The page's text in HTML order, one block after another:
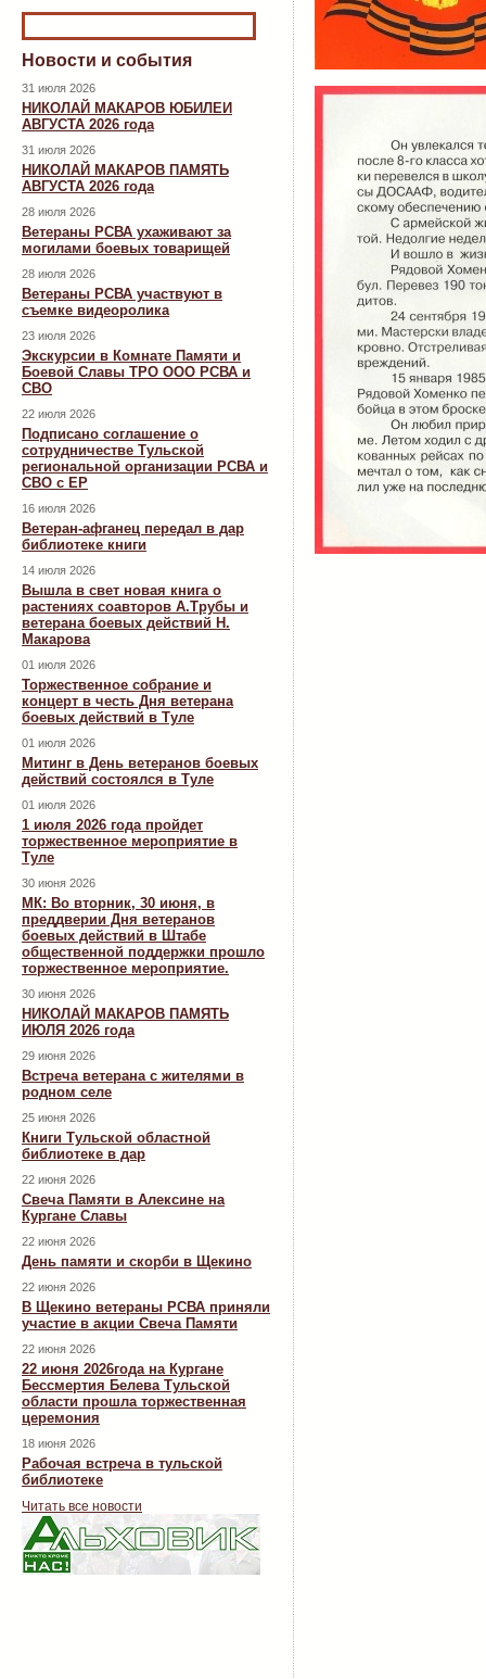
Новости и события
31 июля 2026
НИКОЛАЙ МАКАРОВ ЮБИЛЕИ
АВГУСТА 2026 года
31 июля 2026
НИКОЛАЙ МАКАРОВ ПАМЯТЬ
АВГУСТА 2026 года
28 июля 2026
Ветераны РСВА ухаживают за
могилами боевых товарищей
28 июля 2026
Ветераны РСВА участвуют в
съемке видеоролика
23 июля 2026
Экскурсии в Комнате Памяти и
Боевой Славы ТРО ООО РСВА и
СВО
22 июля 2026
Подписано соглашение о
сотрудничестве Тульской
региональной организации РСВА и
СВО с ЕР
16 июля 2026
Ветеран-афганец передал в дар
библиотеке книги
14 июля 2026
Вышла в свет новая книга о
растениях соавторов А.Трубы и
ветерана боевых действий Н.
Макарова
01 июля 2026
Торжественное собрание и
концерт в честь Дня ветерана
боевых действий в Туле
01 июля 2026
Митинг в День ветеранов боевых
действий состоялся в Туле
01 июля 2026
1 июля 2026 года пройдет
торжественное мероприятие в
Туле
30 июня 2026
МК: Во вторник, 30 июня, в
преддверии Дня ветеранов
боевых действий в Штабе
общественной поддержки прошло
торжественное мероприятие.
30 июня 2026
НИКОЛАЙ МАКАРОВ ПАМЯТЬ
ИЮЛЯ 2026 года
29 июня 2026
Встреча ветерана с жителями в
родном селе
25 июня 2026
Книги Тульской областной
библиотеке в дар
22 июня 2026
Свеча Памяти в Алексине на
Кургане Славы
22 июня 2026
День памяти и скорби в Щекино
22 июня 2026
В Щекино ветераны РСВА приняли
участие в акции Свеча Памяти
22 июня 2026
22 июня 2026года на Кургане
Бессмертия Белева Тульской
области прошла торжественная
церемония
18 июня 2026
Рабочая встреча в тульской
библиотеке
Читать все новости